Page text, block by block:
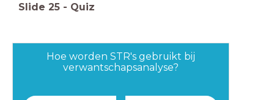
Slide 25 - Quiz
Hoe worden STR's gebruikt bij
verwantschapsanalyse?